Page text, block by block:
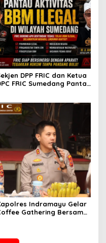
DPP FRIC dan Ketua
FRIC Sumedang Pantau
Minta APH
Tegas
Indramayu Gelar
Gathering Bersama